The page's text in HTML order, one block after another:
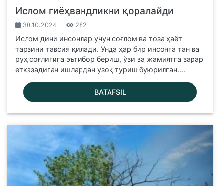
Ислом гиёҳвандликни қоралайди
30.10.2024 282
Ислом дини инсонлар учун соғлом ва тоза ҳаёт
тарзини тавсия қилади. Унда ҳар бир инсонга тан ва
руҳ соғлигига эътибор бериш, ўзи ва жамиятга зарар
етказадиган ишлардан узоқ туриш буюрилган....
BATAFSIL